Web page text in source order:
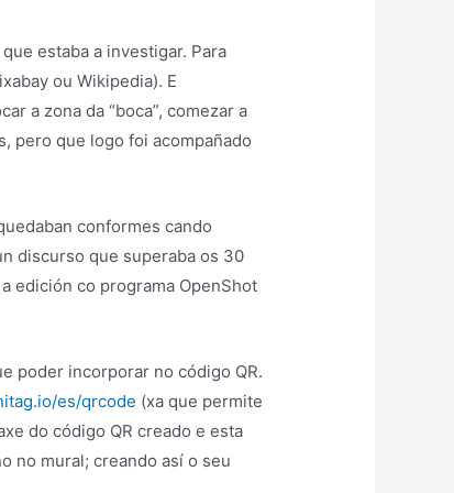
estaba a investigar. Para
ou Wikipedia). E
a zona da “boca”, comezar a
pero que logo foi acompañado
conformes cando
discurso que superaba os 30
edición co programa OpenShot
poder incorporar no código QR.
es/qrcode (xa que permite
do código QR creado e esta
no mural; creando así o seu